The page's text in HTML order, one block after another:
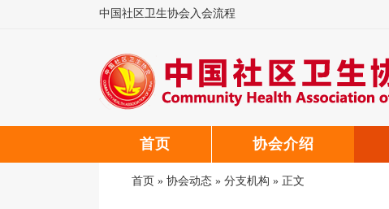
中国社区卫生协会入会流程
首页 协会介绍
首页 » 协会动态 » 分支机构 » 正文